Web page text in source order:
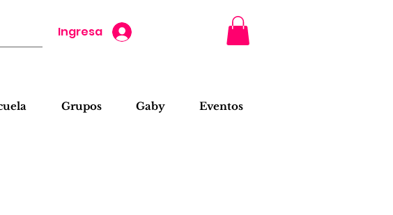
Ingresa
Grupos Gaby Eventos